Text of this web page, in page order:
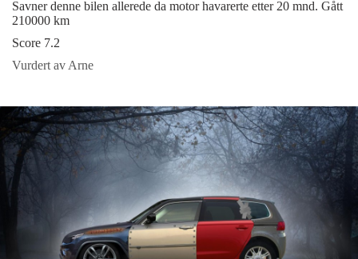
Savner denne bilen allerede da motor havarerte etter 20 mnd. Gått
210000 km
Score 7.2
Vurdert av Arne